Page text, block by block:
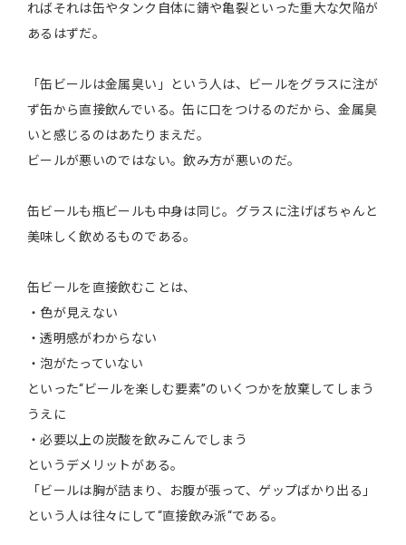
ればそれは缶やタンク自体に錆や亀裂といった重大な欠陥が
あるはずだ。
「缶ビールは金属臭い」という人は、ビールをグラスに注が
ず缶から直接飲んでいる。缶に口をつけるのだから、金属臭
いと感じるのはあたりまえだ。
ビールが悪いのではない。飲み方が悪いのだ。
缶ビールも瓶ビールも中身は同じ。グラスに注げばちゃんと
美味しく飲めるものである。
缶ビールを直接飲むことは、
・色が見えない
・透明感がわからない
・泡がたっていない
といった“ビールを楽しむ要素”のいくつかを放棄してしまう
うえに
・必要以上の炭酸を飲みこんでしまう
というデメリットがある。
「ビールは胸が詰まり、お腹が張って、ゲップばかり出る」
という人は往々にして“直接飲み派“である。